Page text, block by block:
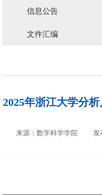
信息公告
文件汇编
2025年浙江大学分
来源：数学科学学院 发